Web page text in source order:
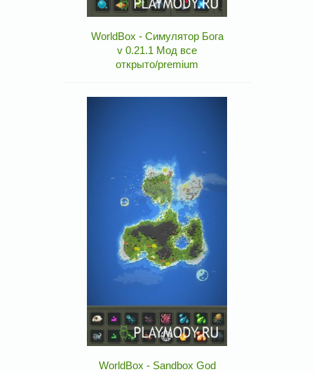
WorldBox - Симулятор Бога
v 0.21.1 Мод все
открыто/premium
WorldBox - Sandbox God